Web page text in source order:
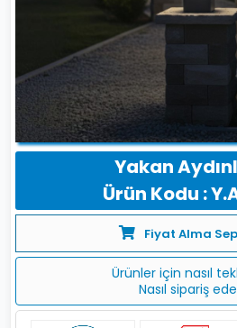
Yakan
Ürün Kodu :
Fiyat Alma
Ürünler için nasıl
Nasıl sipariş